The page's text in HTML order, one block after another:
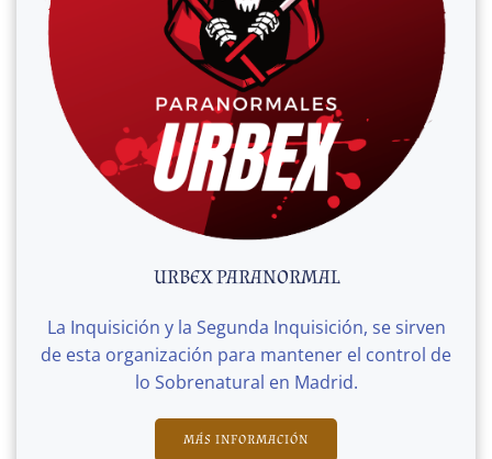
URBEX PARANORMAL
La Inquisición y la Segunda Inquisición, se sirven
de esta organización para mantener el control de
lo Sobrenatural en Madrid.
MÁS INFORMACIÓN